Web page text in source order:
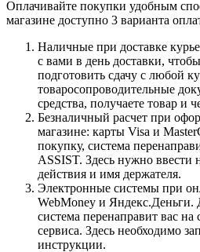
Оплачивайте покупки удобным
магазине доступно 3 варианта
Наличные при доставке
с вами в день доставки,
подготовить сдачу с любой
товаросопроводительные
средства, получаете товар и
Безналичный расчет при
магазине: карты Visa и
покупку, система
ASSIST. Здесь нужно ввести
действия и имя держателя.
Электронные системы при
WebMoney и Яндекс.Деньги.
система перенаправит вас
сервиса. Здесь необходимо
инструкции.